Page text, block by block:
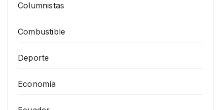
Columnistas
Combustible
Deporte
Economía